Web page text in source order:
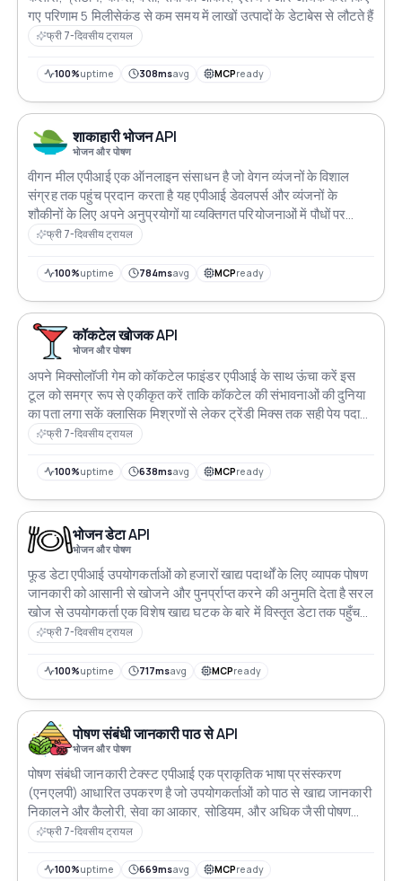
गए परिणाम 5 मिलीसेकंड से कम समय में लाखों उत्पादों के डेटाबेस से लौटते हैं
फ्री 7-दिवसीय ट्रायल
100%uptime 308msavg MCPready
शाकाहारी भोजन API
भोजन और पोषण
वीगन मील एपीआई एक ऑनलाइन संसाधन है जो वेगन व्यंजनों के विशाल
संग्रह तक पहुंच प्रदान करता है यह एपीआई डेवलपर्स और व्यंजनों के
शौकीनों के लिए अपने अनुप्रयोगों या व्यक्तिगत परियोजनाओं में पौधों पर
आधारित व्यंजनों का उपयोग करना आसान बनाने के लिए डिज़ाइन किया गया
फ्री 7-दिवसीय ट्रायल
100%uptime 784msavg MCPready
कॉकटेल खोजक API
भोजन और पोषण
अपने मिक्सोलॉजी गेम को कॉकटेल फाइंडर एपीआई के साथ ऊंचा करें इस
टूल को समग्र रूप से एकीकृत करें ताकि कॉकटेल की संभावनाओं की दुनिया
का पता लगा सकें क्लासिक मिश्रणों से लेकर ट्रेंडी मिक्स तक सही पेय पदार्थ
रेसिपी खोजें मिक्सोलॉजी के राज खोलें और आसानी से अपने पसंदीदा पेय
फ्री 7-दिवसीय ट्रायल
100%uptime 638msavg MCPready
भोजन डेटा API
भोजन और पोषण
फूड डेटा एपीआई उपयोगकर्ताओं को हजारों खाद्य पदार्थों के लिए व्यापक पोषण
जानकारी को आसानी से खोजने और पुनर्प्राप्त करने की अनुमति देता है सरल
खोज से उपयोगकर्ता एक विशेष खाद्य घटक के बारे में विस्तृत डेटा तक पहुँच
सकते हैं जिसमें मैक्रोन्यूट्रिएंट और माइक्रोन्यूट्रिएंट मान भाग के आकार
फ्री 7-दिवसीय ट्रायल
100%uptime 717msavg MCPready
पोषण संबंधी जानकारी पाठ से API
भोजन और पोषण
पोषण संबंधी जानकारी टेक्स्ट एपीआई एक प्राकृतिक भाषा प्रसंस्करण
(एनएलपी) आधारित उपकरण है जो उपयोगकर्ताओं को पाठ से खाद्य जानकारी
निकालने और कैलोरी, सेवा का आकार, सोडियम, और अधिक जैसी पोषण
संबंधी जानकारी प्राप्त करने की अनुमति देता है इसे खाद्य ट्रैकिंग ऐप्स,
सकता है
फ्री 7-दिवसीय ट्रायल
100%uptime 669msavg MCPready